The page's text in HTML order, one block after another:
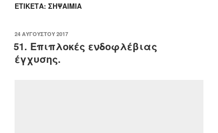
ΕΤΙΚΈΤΑ: ΣΗΨΑΙΜΊΑ
ΔΗΜΟΣΙΕΎΤΗΚΕ
ΣΤΙΣ
24 ΑΥΓΟΎΣΤΟΥ 2017
51. Επιπλοκές ενδοφλέβιας
έγχυσης.